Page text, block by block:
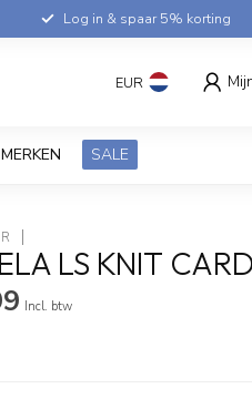
Log in & spaar 5% korting
EUR
MERKEN SALE
LS KNIT
Incl. btw